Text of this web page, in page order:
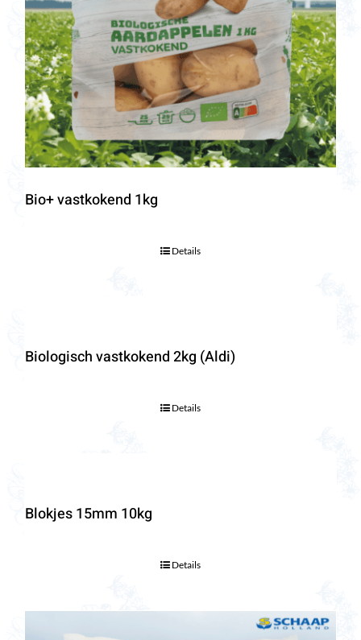
Bio+ vastkokend 1kg
Details
Biologisch vastkokend 2kg (Aldi)
Details
Blokjes 15mm 10kg
Details